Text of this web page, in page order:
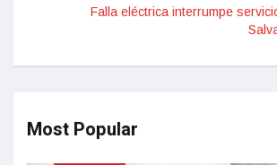
Falla eléctrica interrumpe
Most Popular